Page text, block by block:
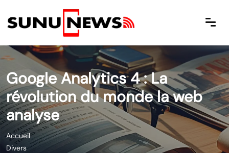
Google Analytics 4 : La
révolution du monde la web
analyse
Accueil
Divers